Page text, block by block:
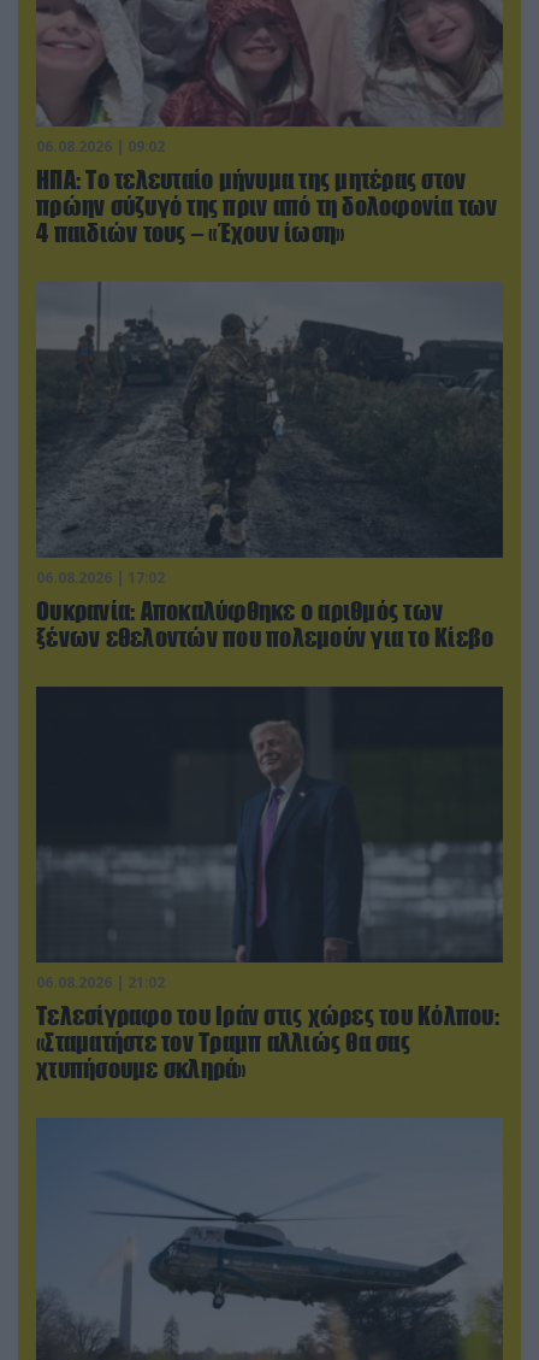
06.08.2026 | 09:02
ΗΠΑ: Το τελευταίο μήνυμα της μητέρας στον
πρώην σύζυγό της πριν από τη δολοφονία των
4 παιδιών τους – «Έχουν ίωση»
06.08.2026 | 17:02
Ουκρανία: Αποκαλύφθηκε ο αριθμός των
ξένων εθελοντών που πολεμούν για το Κίεβο
06.08.2026 | 21:02
Τελεσίγραφο του Ιράν στις χώρες του Κόλπου:
«Σταματήστε τον Τραμπ αλλιώς θα σας
χτυπήσουμε σκληρά»